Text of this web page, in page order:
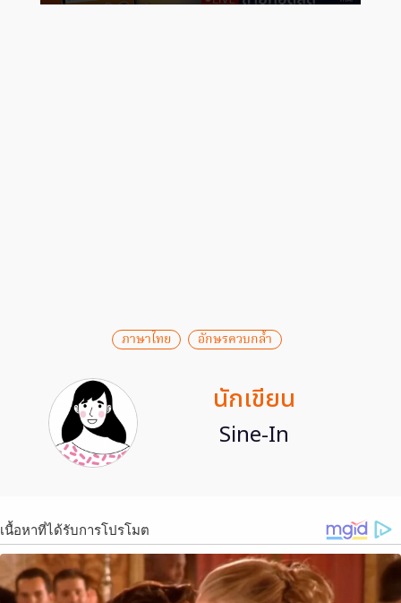
ภาษาไทย อักษรควบกล้ำ
นักเขียน
Sine-In
เนื้อหาที่ได้รับการโปรโมต